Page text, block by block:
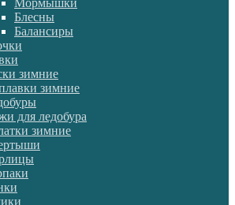
Мормышки
Блесны
Балансиры
зимние
зимние
для ледобура
зимние